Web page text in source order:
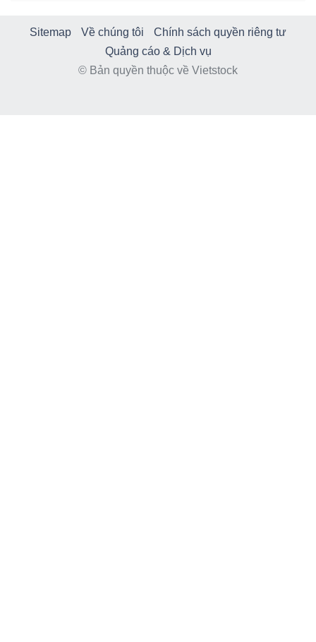
Sitemap Về chúng tôi
Chính sách quyền riêng tư
Quảng cáo & Dịch vụ
© Bản quyền thuộc về Vietstock